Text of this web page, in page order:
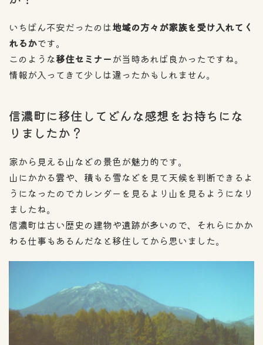
いちばん不安だったのは地域の方々が家族を受け入れてく
れるかです。
このような移住セミナーが当時あれば良かったですね。
情報が入ってきて少しは違ったかもしれません。
信濃町に移住してどんな感想をお持ちにな
りましたか？
家から見える山などの景色が魅力的です。
山にかかる雲や、積もる雪などを見て天候を判断できるよ
うになったのでカレンダーを見るより山を見るようになり
ましたね。
信濃町は古い歴史の建物や遺跡が多いので、それらにかか
わる仕事もあるんだなと移住してから思いました。